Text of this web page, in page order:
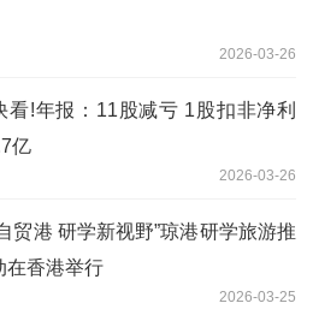
2026-03-26
看!年报：11股减亏 1股扣非净利
亿
2026-03-26
贸港 研学新视野”琼港研学旅游推
在香港举行
2026-03-25